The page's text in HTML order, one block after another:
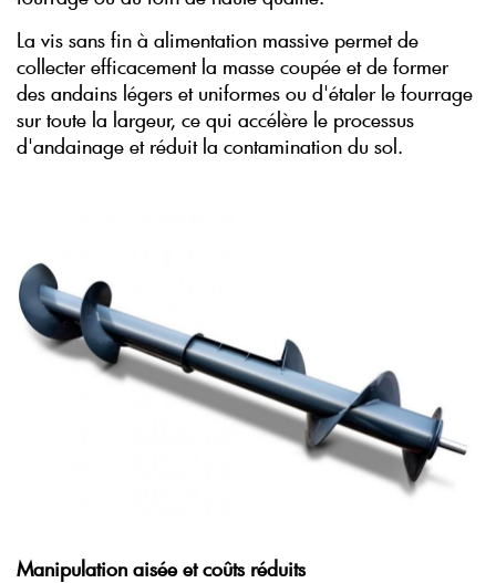
La vis sans fin à alimentation massive permet de
collecter efficacement la masse coupée et de former
des andains légers et uniformes ou d'étaler le fourrage
sur toute la largeur, ce qui accélère le processus
d'andainage et réduit la contamination du sol.
Manipulation aisée et coûts réduits